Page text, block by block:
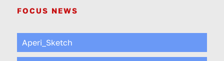
FOCUS NEWS
Aperi_Sketch